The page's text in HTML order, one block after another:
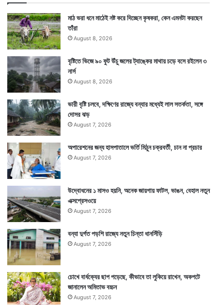
মাঠ ভরা ধনে মাঠেই নষ্ট করে দিচ্ছেন কৃষকরা, কেন এমনটা করছেন
তাঁরা
August 8, 2026
বৃষ্টিতে ভিজে ৯০ ফুট উঁচু জলের ট্যাঙ্কের মাথায় চড়ে বসে রইলেন ৩
নার্স
August 8, 2026
ভারী বৃষ্টি চলবে, দক্ষিণের রাজ্যে বন্যার মধ্যেই লাল সতর্কতা, সঙ্গে
দোসর ঝড়
August 7, 2026
অপারেশনের জন্য হাসপাতালে ভর্তি মিঠুন চক্রবর্তী, চান না প্রচার
August 7, 2026
উদ্বোধনের ১ মাসও হয়নি, অনেক জায়গায় ফাটল, ভাঙন, বেহাল নতুন
এক্সপ্রেসওয়ে
August 7, 2026
বন্যা দুর্গত পড়শি রাজ্যে নতুন চিন্তা ধানসিঁড়ি
August 7, 2026
চোখে বার্ধক্যের ছাপ পড়েছে, কীভাবে তা লুকিয়ে রাখেন, অকপটে
জানালেন অমিতাভ বচ্চন
August 7, 2026